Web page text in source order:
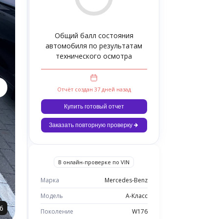
Общий балл состояния
автомобиля по результатам
технического осмотра
Отчёт создан 37 дней назад
Купить готовый отчет
Заказать повторную проверку
В онлайн-проверке по VIN
Марка
Mercedes-Benz
Модель
A-Класс
Поколение
W176